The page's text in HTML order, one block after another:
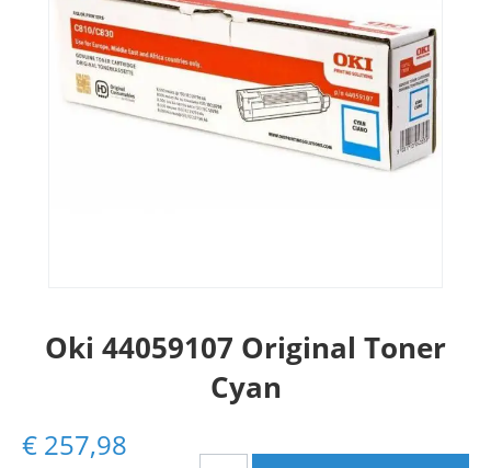
Oki 44059107 Original Toner
Cyan
€ 257,98